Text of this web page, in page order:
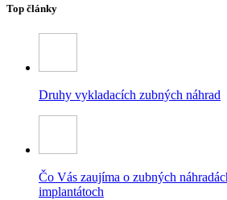
Top články
Druhy vykladacích zubných náhrad
Čo Vás zaujíma o zubných
implantátoch